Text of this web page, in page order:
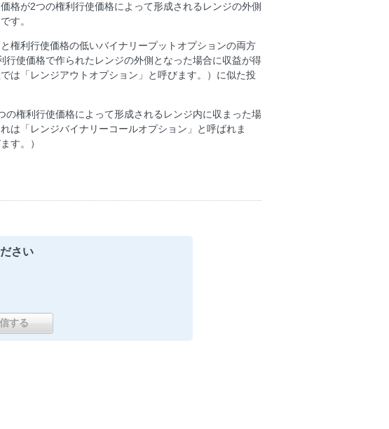
格が2つの権利行使価格によって形成されるレンジの外側
す。
権利行使価格の低いバイナリープットオプションの両方
使価格で作られたレンジの外側となった場合に収益が得
は「レンジアウトオプション」と呼びます。）に似た投
権利行使価格によって形成されるレンジ内に収まった場
は「レンジバイナリーコールオプション」と呼ばれま
す。）
さい